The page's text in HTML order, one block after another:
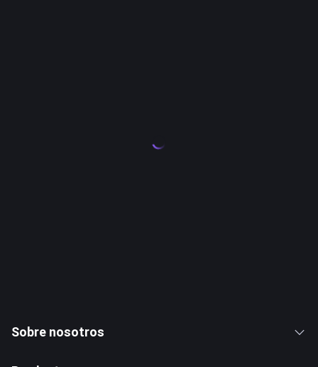
Sobre nosotros